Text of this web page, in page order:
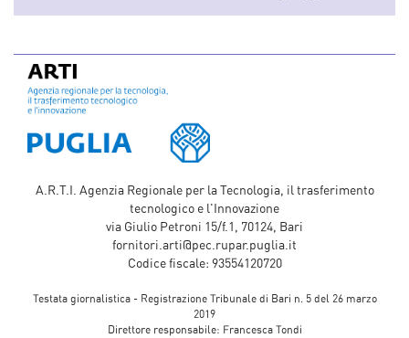
A.R.T.I. Agenzia Regionale per la Tecnologia, il trasferimento
tecnologico e l'Innovazione
via Giulio Petroni 15/f.1, 70124, Bari
fornitori.arti@pec.rupar.puglia.it
Codice fiscale: 93554120720
Testata giornalistica - Registrazione Tribunale di Bari n. 5 del 26 marzo
2019
Direttore responsabile: Francesca Tondi